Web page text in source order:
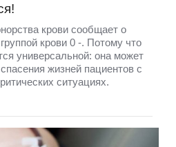
крови сообщает о
крови 0 -. Потому что
универсальной: она может
жизней пациентов с
ситуациях.